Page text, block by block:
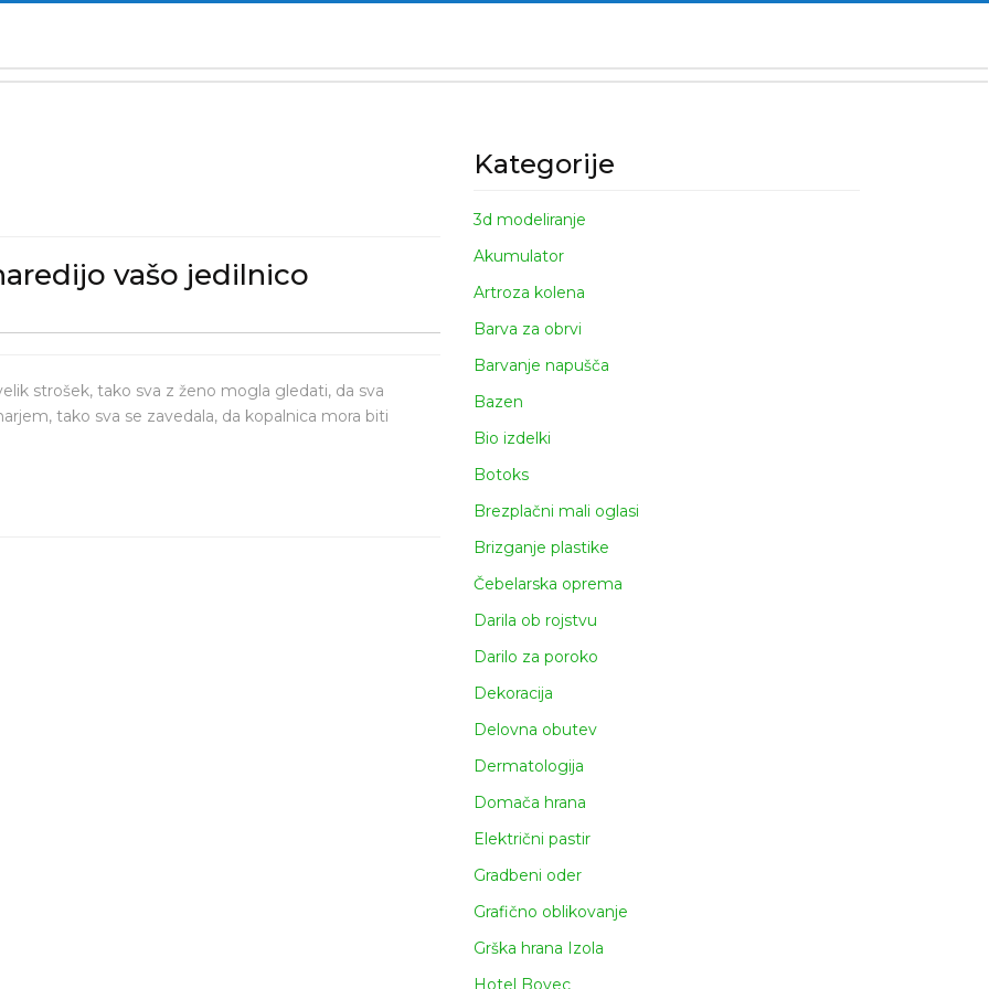
vašo jedilnico
strošek, tako sva z ženo mogla gledati, da sva
tako sva se zavedala, da kopalnica mora biti
Kategorije
3d modeliranje
Akumulator
Artroza kolena
Barva za obrvi
Barvanje napušča
Bazen
Bio izdelki
Botoks
Brezplačni mali oglasi
Brizganje plastike
Čebelarska oprema
Darila ob rojstvu
Darilo za poroko
Dekoracija
Delovna obutev
Dermatologija
Domača hrana
Električni pastir
Gradbeni oder
Grafično oblikovanje
Grška hrana Izola
Hotel Bovec